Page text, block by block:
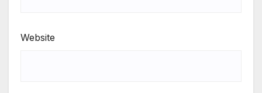
Website